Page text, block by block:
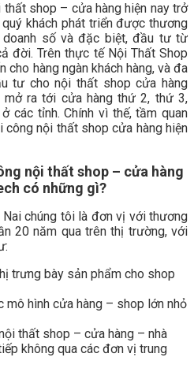
shop – cửa hàng hiện nay trở
khách phát triển được thương
doanh số và đặc biệt, đầu tư từ
đời. Trên thực tế Nội Thất Shop
cho hàng ngàn khách hàng, và đa
tư cho nội thất shop cửa hàng
mở ra tới cửa hàng thứ 2, thứ 3,
các tỉnh. Chính vì thế, tầm quan
công nội thất shop cửa hàng hiện
nội thất shop – cửa hàng
có những gì?
chúng tôi là đơn vị với thương
20 năm qua trên thị trường, với
trưng bày sản phẩm cho shop
mô hình cửa hàng – shop lớn nhỏ
thất shop – cửa hàng – nhà
không qua các đơn vị trung